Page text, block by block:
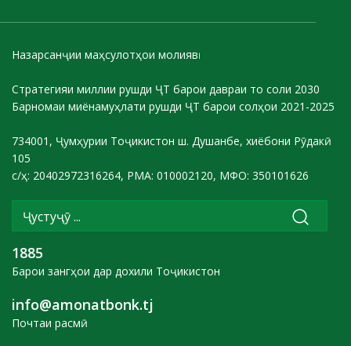
Назарсанҷии маҳсулотҳои молиявӣ
Стратегияи миллии рушди ҶТ барои давраи то соли 2030
Барномаи миёнамуҳлати рушди ҶТ барои солҳои 2021-2025
734001, Ҷумҳурии Тоҷикистон ш. Душанбе, хиёбони Рӯдакӣ
105
с/ҳ: 20402972316264, РМА: 010002120, МФО: 350101626
1885
Барои зангҳои дар дохили Тоҷикистон
info@amonatbonk.tj
Почтаи расмӣ